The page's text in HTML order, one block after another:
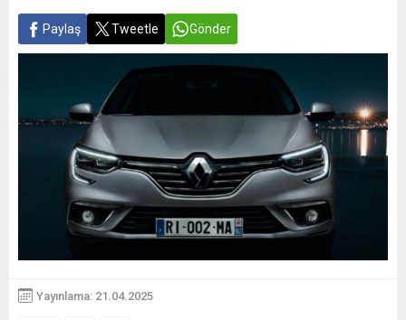
Paylaş Tweetle Gönder
Yayınlama: 21.04.2025